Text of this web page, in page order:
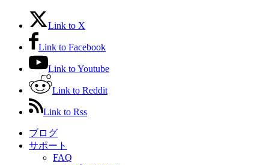
Link to X
Link to Facebook
Link to Youtube
Link to Reddit
Link to Rss
ブログ
サポート
FAQ